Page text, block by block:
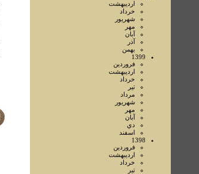
ارديبهشت
خرداد
شهريور
مهر
آبان
آذر
بهمن
1399
فروردين
ارديبهشت
خرداد
تير
مرداد
شهريور
مهر
آبان
دي
اسفند
1398
فروردين
ارديبهشت
خرداد
تير